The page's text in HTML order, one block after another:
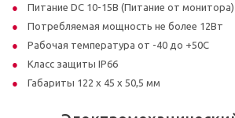
Питание DC 10-15В (Питание от монитора)
Потребляемая мощность не более 12Вт
Рабочая температура от -40 до +50С
Класс защиты IP66
Габариты 122 x 45 x 50,5 мм